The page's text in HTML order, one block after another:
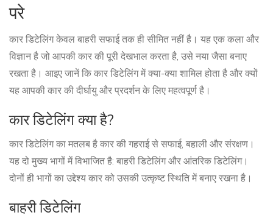
परे
कार डिटेलिंग केवल बाहरी सफाई तक ही सीमित नहीं है। यह एक कला और
विज्ञान है जो आपकी कार की पूरी देखभाल करता है, उसे नया जैसा बनाए
रखता है। आइए जानें कि कार डिटेलिंग में क्या-क्या शामिल होता है और क्यों
यह आपकी कार की दीर्घायु और प्रदर्शन के लिए महत्वपूर्ण है।
कार डिटेलिंग क्या है?
कार डिटेलिंग का मतलब है कार की गहराई से सफाई, बहाली और संरक्षण।
यह दो मुख्य भागों में विभाजित है: बाहरी डिटेलिंग और आंतरिक डिटेलिंग।
दोनों ही भागों का उद्देश्य कार को उसकी उत्कृष्ट स्थिति में बनाए रखना है।
बाहरी डिटेलिंग